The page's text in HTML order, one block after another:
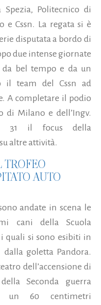
Politecnico di
e Cssn. La regata si è
disputata a bordo di
due intense giornate
da bel tempo e da un
il team del Cssn ad
A completare il podio
di Milano e dell’Ingv.
31 il focus della
altre attività.
TROFEO
AUTO
andate in scena le
cani della Scuola
quali si sono esibiti in
dalla goletta Pandora.
dell’accensione di
Seconda guerra
un 60 centimetri